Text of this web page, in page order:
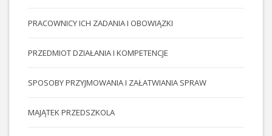
PRACOWNICY ICH ZADANIA I OBOWIĄZKI
PRZEDMIOT DZIAŁANIA I KOMPETENCJE
SPOSOBY PRZYJMOWANIA I ZAŁATWIANIA SPRAW
MAJĄTEK PRZEDSZKOLA